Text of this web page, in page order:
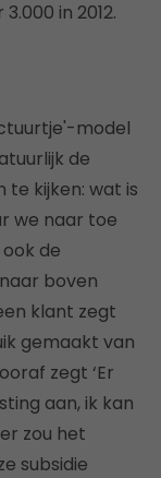
in 2012.
model
de
te kijken: wat is
we naar toe
de
boven
klant zegt
gemaakt van
zegt ‘Er
aan, ik kan
zou het
subsidie